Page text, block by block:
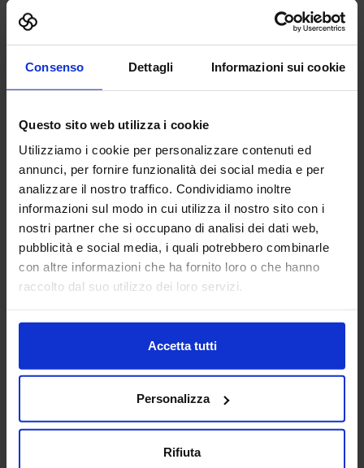
Consenso Dettagli Informazioni sui cookie
Questo sito web utilizza i cookie
Utilizziamo i cookie per personalizzare contenuti ed
annunci, per fornire funzionalità dei social media e per
analizzare il nostro traffico. Condividiamo inoltre
informazioni sul modo in cui utilizza il nostro sito con i
nostri partner che si occupano di analisi dei dati web,
pubblicità e social media, i quali potrebbero combinarle
con altre informazioni che ha fornito loro o che hanno
raccolto dal suo utilizzo dei loro servizi.
Accetta tutti
Personalizza
Rifiuta
internazionale per una startup tech europea”
15:00 – 16:00 –“WITRICITY, un mondo senza fili”
Organizzato da: Domenico Trisciuglio
SABATO 19 maggio
Organizzato da: Domenico Trisciuglio
12:00 – 12:30 –“Il furto d’identità nell’era digitale”
Organizzato da: INTESI GROUP, Emanuele Cisbani
Saloni espositivi
3D Print Hub
Elettronica e IoT Hub
Ar/Vr Hub
B App